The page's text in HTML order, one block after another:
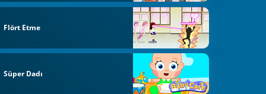
Flört Etme
Süper Dadı